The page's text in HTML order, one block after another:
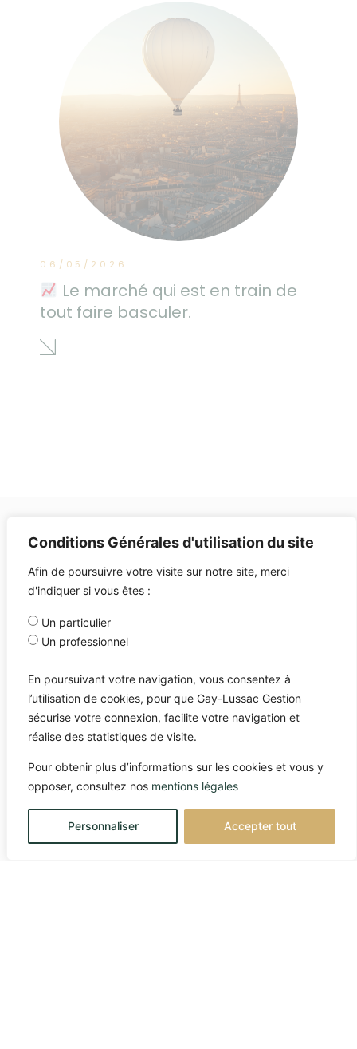
Conditions Générales d'utilisation du site
Afin de poursuivre votre visite sur notre site, merci
d'indiquer si vous êtes :
Un particulier
Un professionnel
En poursuivant votre navigation, vous consentez à
l’utilisation de cookies, pour que Gay-Lussac Gestion
sécurise votre connexion, facilite votre navigation et
réalise des statistiques de visite.
Pour obtenir plus d’informations sur les cookies et vous y
opposer, consultez nos mentions légales
Personnaliser Accepter tout
06/05/2026
Le marché qui est en train de
tout faire basculer.